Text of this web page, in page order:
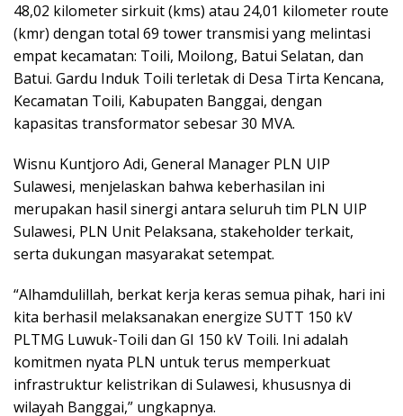
48,02 kilometer sirkuit (kms) atau 24,01 kilometer route
(kmr) dengan total 69 tower transmisi yang melintasi
empat kecamatan: Toili, Moilong, Batui Selatan, dan
Batui. Gardu Induk Toili terletak di Desa Tirta Kencana,
Kecamatan Toili, Kabupaten Banggai, dengan
kapasitas transformator sebesar 30 MVA.
Wisnu Kuntjoro Adi, General Manager PLN UIP
Sulawesi, menjelaskan bahwa keberhasilan ini
merupakan hasil sinergi antara seluruh tim PLN UIP
Sulawesi, PLN Unit Pelaksana, stakeholder terkait,
serta dukungan masyarakat setempat.
“Alhamdulillah, berkat kerja keras semua pihak, hari ini
kita berhasil melaksanakan energize SUTT 150 kV
PLTMG Luwuk-Toili dan GI 150 kV Toili. Ini adalah
komitmen nyata PLN untuk terus memperkuat
infrastruktur kelistrikan di Sulawesi, khususnya di
wilayah Banggai,” ungkapnya.